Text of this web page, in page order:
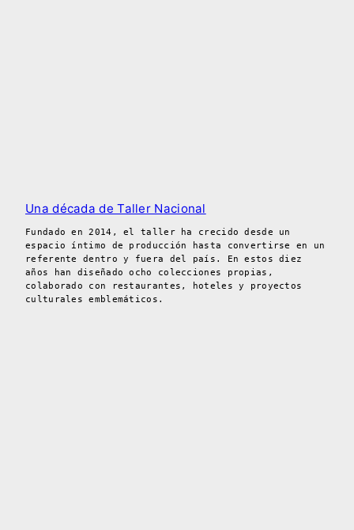
Una década de Taller Nacional
Fundado en 2014, el taller ha crecido desde un
espacio íntimo de producción hasta convertirse en un
referente dentro y fuera del país. En estos diez
años han diseñado ocho colecciones propias,
colaborado con restaurantes, hoteles y proyectos
culturales emblemáticos.